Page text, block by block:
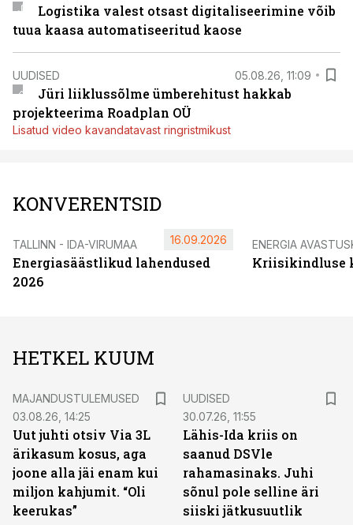
Logistika valest otsast digitaliseerimine võib
tuua kaasa automatiseeritud kaose
UUDISED 05.08.26, 11:09
Jüri liiklussõlme ümberehitust hakkab
projekteerima Roadplan OÜ
Lisatud video kavandatavast ringristmikust
KONVERENTSID
TALLINN - IDA-VIRUMAA
Energiasäästlikud lahendused
2026
16.09.2026 ENERGIA
Kriisikindluse
HETKEL KUUM
MAJANDUSTULEMUSED
03.08.26, 14:25
Uut juhti otsiv Via 3L
ärikasum kosus, aga
joone alla jäi enam kui
miljon kahjumit. “Oli
keerukas”
UUDISED
30.07.26, 11:55
Lähis-Ida kriis on
saanud DSVle
rahamasinaks. Juhi
sõnul pole selline äri
siiski jätkusuutlik